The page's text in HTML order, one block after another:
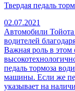
Твердая педаль
02.07.2021
Автомобили Тойота
водителей
Важная роль в этом
педаль тормоза
машины. Если же
указывает на